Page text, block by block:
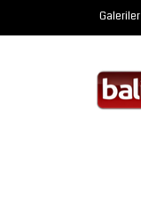
Galeriler